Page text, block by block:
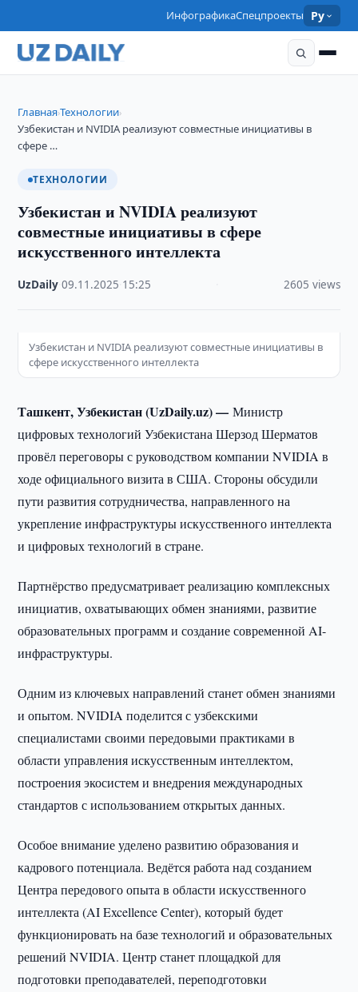
ИнфографикаСпецпроекты Ру
Главная›Технологии›
Узбекистан и NVIDIA реализуют совместные инициативы в
сфере …
ТЕХНОЛОГИИ
Узбекистан и NVIDIA реализуют
совместные инициативы в сфере
искусственного интеллекта
UzDaily ·09.11.2025 15:25 2605 views
Узбекистан и NVIDIA реализуют совместные инициативы в
сфере искусственного интеллекта
Ташкент, Узбекистан (UzDaily.uz) —Министр
цифровых технологий Узбекистана Шерзод Шерматов
провёл переговоры с руководством компании NVIDIA в
ходе официального визита в США. Стороны обсудили
пути развития сотрудничества, направленного на
укрепление инфраструктуры искусственного интеллекта
и цифровых технологий в стране.
Партнёрство предусматривает реализацию комплексных
инициатив, охватывающих обмен знаниями, развитие
образовательных программ и создание современной AI-
инфраструктуры.
Одним из ключевых направлений станет обмен знаниями
и опытом. NVIDIA поделится с узбекскими
специалистами своими передовыми практиками в
области управления искусственным интеллектом,
построения экосистем и внедрения международных
стандартов с использованием открытых данных.
Особое внимание уделено развитию образования и
кадрового потенциала. Ведётся работа над созданием
Центра передового опыта в области искусственного
интеллекта (AI Excellence Center), который будет
функционировать на базе технологий и образовательных
решений NVIDIA. Центр станет площадкой для
подготовки преподавателей, переподготовки